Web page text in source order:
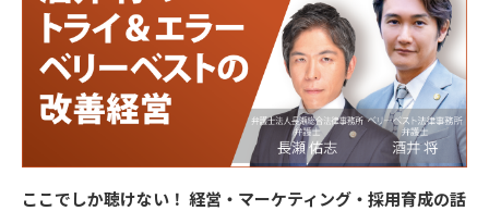
ここでしか聴けない！ 経営・マーケティング・採用育成の話